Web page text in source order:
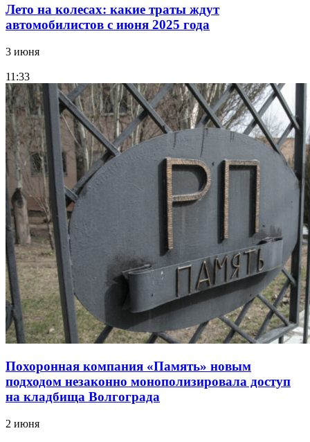
Лето на колесах: какие траты ждут
автомобилистов с июня 2025 года
3 июня
11:33
Похоронная компания «Память» новым
подходом незаконно монополизировала доступ
на кладбища Волгограда
2 июня